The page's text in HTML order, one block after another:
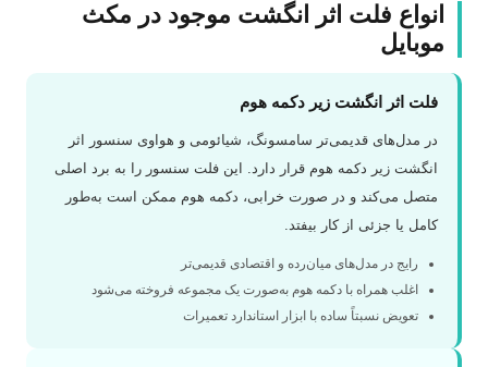
انواع فلت اثر انگشت موجود در مکث
موبایل
فلت اثر انگشت زیر دکمه هوم
در مدل‌های قدیمی‌تر سامسونگ، شیائومی و هواوی سنسور اثر
انگشت زیر دکمه هوم قرار دارد. این فلت سنسور را به برد اصلی
متصل می‌کند و در صورت خرابی، دکمه هوم ممکن است به‌طور
کامل یا جزئی از کار بیفتد.
رایج در مدل‌های میان‌رده و اقتصادی قدیمی‌تر
اغلب همراه با دکمه هوم به‌صورت یک مجموعه فروخته می‌شود
تعویض نسبتاً ساده با ابزار استاندارد تعمیرات